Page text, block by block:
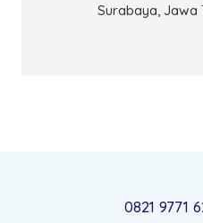
Surabaya, Jawa
0821 9771